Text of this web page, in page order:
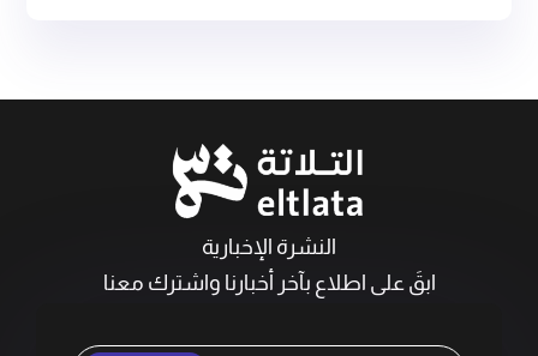
النشرة الإخبارية
ابقَ على اطلاع بآخر أخبارنا واشترك معنا